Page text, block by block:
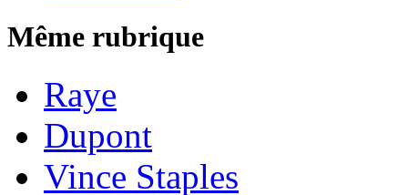
Même rubrique
Raye
Dupont
Vince Staples